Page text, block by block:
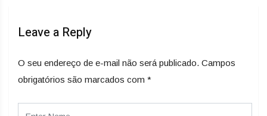
Leave a Reply
O seu endereço de e-mail não será publicado. Campos
obrigatórios são marcados com *